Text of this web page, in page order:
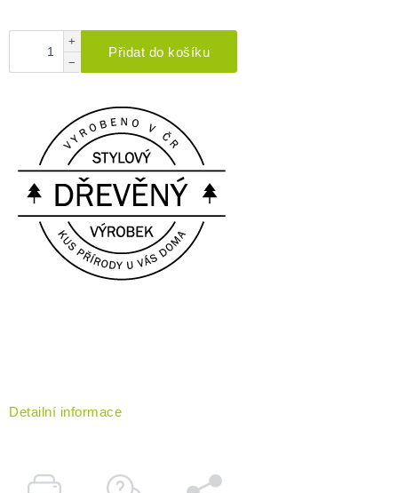
+
−
Přidat do košíku
Detailní informace